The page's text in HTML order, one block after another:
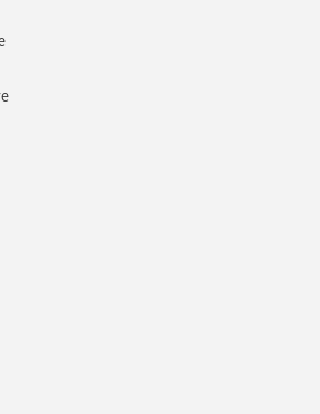
Um­set­zung der
HEA-Kurzgutachten zeigt, wie diese für
umgesetzt werden